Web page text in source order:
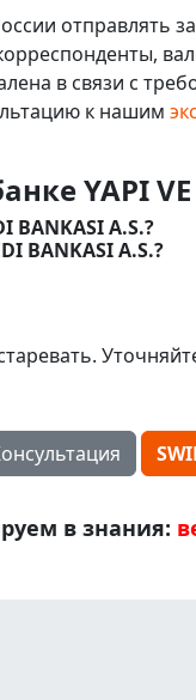
отправлять
в связи с
к нашим
YAPI VE
BANKASI A.S.?
BANKASI A.S.?
в знания: